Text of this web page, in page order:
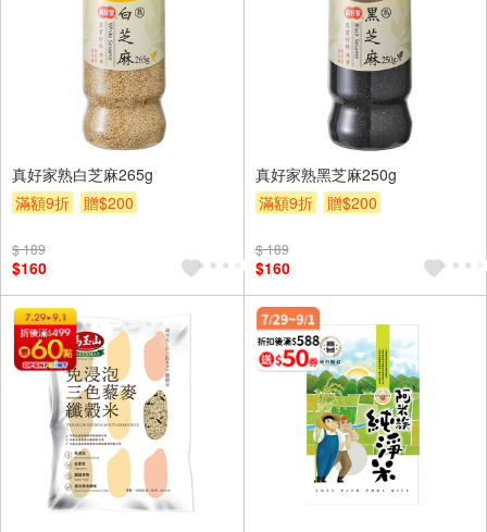
真好家熟白芝麻265g
滿額9折
贈$200
$ 189
$160
真好家熟黑芝麻250g
滿額9折
贈$200
$ 189
$160